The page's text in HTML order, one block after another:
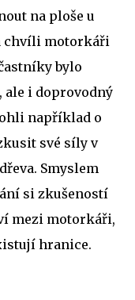
na ploše u
chvíli motorkáři
bylo
ale i doprovodný
například o
své síly v
Smyslem
si zkušeností
mezi motorkáři,
hranice.